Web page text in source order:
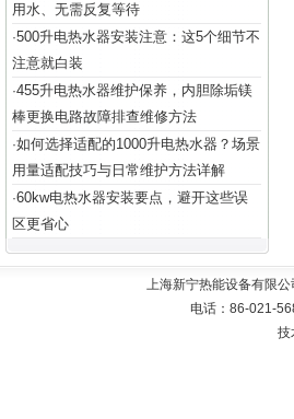
用水、无需反复等待
·500升电热水器安装注意：这5个细节不
注意就白装
·455升电热水器维护保养，内胆除垢镁
棒更换电路故障排查维修方法
·如何选择适配的1000升电热水器？场景
用量适配技巧与日常维护方法详解
·60kw电热水器安装要点，避开这些误
区更省心
上海新宁热能设备有限公
电话：86-021-
技